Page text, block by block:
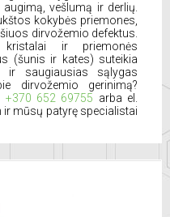
vešlumą ir derlių.
kokybės priemones,
dirvožemio defektus.
ir priemonės
(šunis ir kates) suteikia
ir saugiausias sąlygas
dirvožemio gerinimą?
+370 652 69755 arba el.
ir mūsų patyrę specialistai